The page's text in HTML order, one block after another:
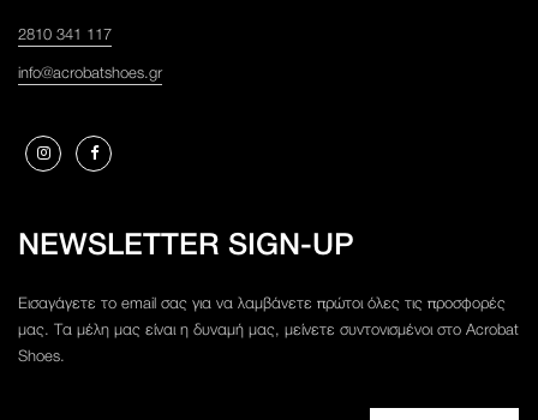
2810 341 117
info@acrobatshoes.gr
NEWSLETTER SIGN-UP
Εισαγάγετε το email σας για να λαμβάνετε πρώτοι όλες τις προσφορές
μας. Τα μέλη μας είναι η δυναμή μας, μείνετε συντονισμένοι στο Acrobat
Shoes.